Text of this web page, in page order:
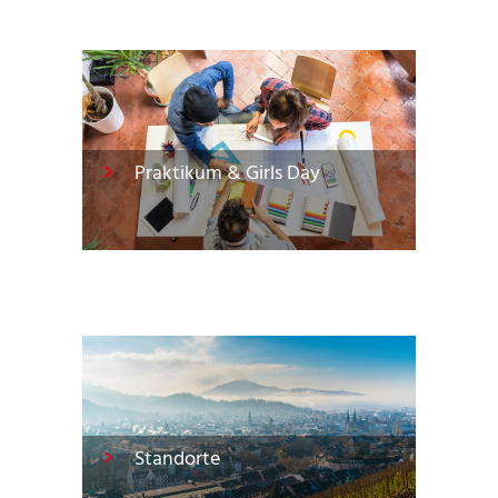
Praktikum & Girls Day
Standorte